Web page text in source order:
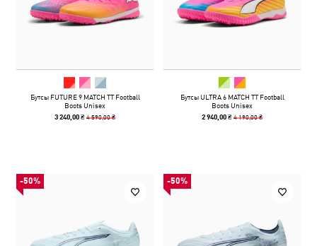
Бутсы FUTURE 9 MATCH TT Football
Boots Unisex
3 240,00 ₴4 590,00 ₴
Бутсы ULTRA 6 MATCH TT Football
Boots Unisex
2 940,00 ₴4 190,00 ₴
-50% -50%